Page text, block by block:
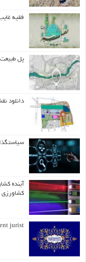
فقیه
پل
دانلود
آینده
کشاورزی
jurist